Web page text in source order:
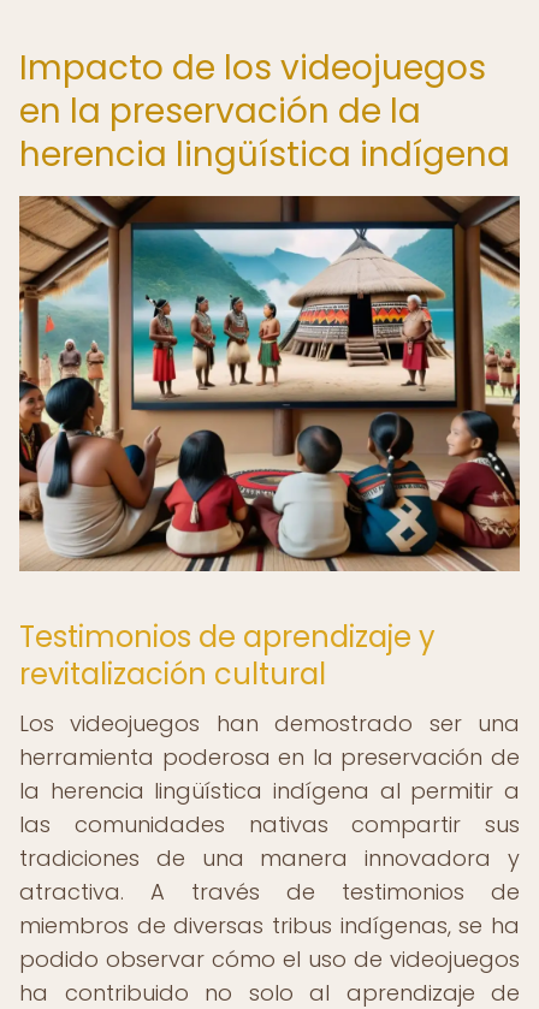
Impacto de los videojuegos
en la preservación de la
herencia lingüística indígena
Testimonios de aprendizaje y
revitalización cultural
Los videojuegos han demostrado ser una
herramienta poderosa en la preservación de
la herencia lingüística indígena al permitir a
las comunidades nativas compartir sus
tradiciones de una manera innovadora y
atractiva. A través de testimonios de
miembros de diversas tribus indígenas, se ha
podido observar cómo el uso de videojuegos
ha contribuido no solo al aprendizaje de